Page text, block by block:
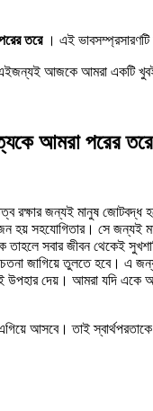
তরে । এই
এইজন্যই আজকে আমরা একটি
আমরা পরের তরে
জন্যই মানুষ জোটবদ্ধ
সহযোগিতার। সে জন্যই
সবার জীবন থেকেই
জাগিয়ে তুলতে হবে। এ
উপহার দেয়। আমরা যদি
আসবে। তাই